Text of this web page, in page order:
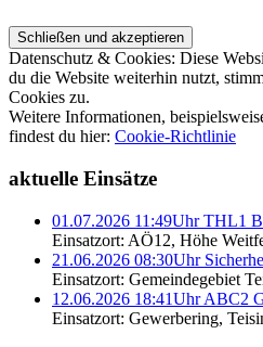
Datenschutz & Cookies: Diese
du die Website weiterhin nutzt,
Cookies zu.
Weitere Informationen,
findest du hier: Cookie-Richtlinie
aktuelle Einsätze
01.07.2026 11:49Uhr THL1
Einsatzort: AÖ12, Höhe
21.06.2026 08:30Uhr
Einsatzort: Gemeindegebiet
12.06.2026 18:41Uhr ABC2
Einsatzort: Gewerbering,